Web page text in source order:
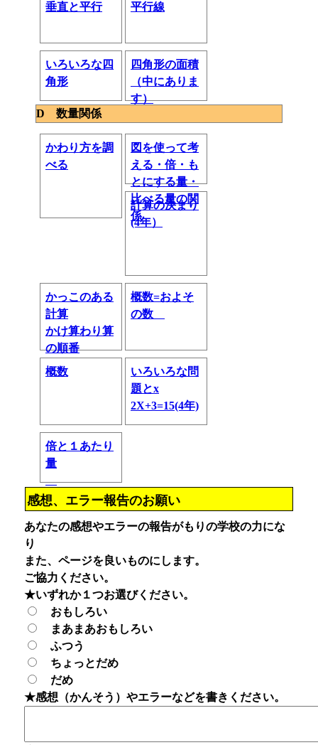
垂直と平行 平行線
いろいろな四
角形
四角形の面積
（中にありま
す）
D 数量関係
かわり方を調
べる
図を使って考
える・倍・も
とにする量・
比べる量の関
係
計算の決まり
(4年）
かっこのある
計算
かけ算わり算
の順番
概数=およそ
の数
概数
いろいろな問
題とx
2X+3=15(4年)
倍と１あたり
量
感想、エラー報告のお願い
あなたの感想やエラーの報告がもりの学校の力にな
り
また、ページを良いものにします。
ご協力ください。
★いずれか１つお選びください。
おもしろい
まあまあおもしろい
ふつう
ちょっとだめ
だめ
★感想（かんそう）やエラーなどを書きください。